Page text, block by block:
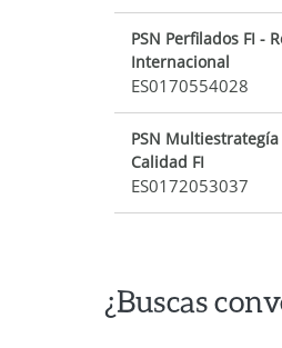
PSN Perfilados FI -
Internacional
ES0170554028
PSN
Calidad FI
ES0172053037
¿Buscas